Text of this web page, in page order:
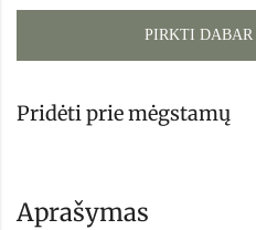
PIRKTI DABAR
Pridėti prie mėgstamų
Aprašymas